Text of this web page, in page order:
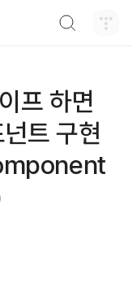
프 하면
트 구현